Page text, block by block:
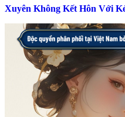
Xuyên Không Kết Hôn Với